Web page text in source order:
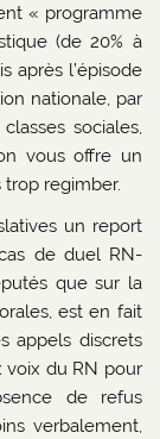
« programme
(de 20% à
après l’épisode
nationale, par
sociales,
vous offre un
regimber.
un report
de duel RN-
que sur la
est en fait
appels discrets
voix du RN pour
de refus
verbalement,